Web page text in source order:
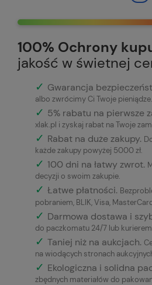
100% Ochrony
jakość w świetnej
✓ Gwarancja
albo zwrócimy Ci Twoje pieniądze.
✓ 5% rabatu na pierwsze
xlak.pl i zyskaj rabat na Twoje
✓ Rabat na duże zakupy.
każde zakupy powyżej 5000 zł.
✓ 100 dni na łatwy zwrot.
decyzji o swoim zakupie.
✓ Łatwe płatności.
pobraniem, BLIK, Visa,
✓ Darmowa dostawa i
do paczkomatu 24/7 lub
✓ Taniej niż na aukcjach.
na wiodących stronach
✓ Ekologiczna i solidna
zbędnych materiałów do